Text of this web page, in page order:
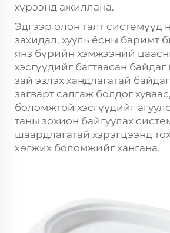
хүрээнд ажиллана.
Эдгээр олон талт системүүд
захидал, хууль ёсны баримт
янз бүрийн хэмжээний
хэсгүүдийг багтаасан байдаг
зай эзлэх хандлагатай
загварт салгаж болдог
боломжтой хэсгүүдийг
таны зохион байгуулах
шаардлагатай хэрэгцээнд
хөгжих боломжийг хангана.